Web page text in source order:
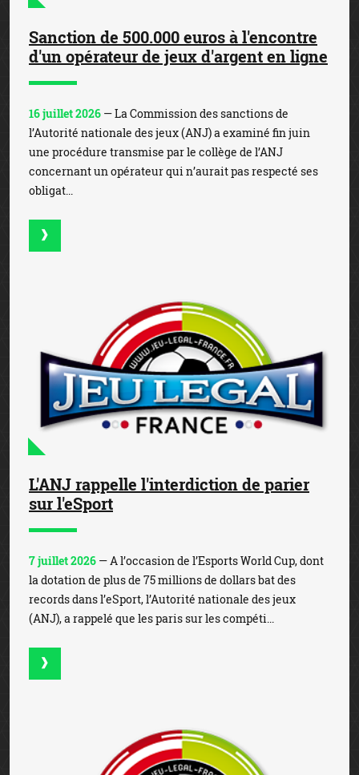
Sanction de 500.000 euros à l'encontre
d'un opérateur de jeux d'argent en ligne
16 juillet 2026 — La Commission des sanctions de
l’Autorité nationale des jeux (ANJ) a examiné fin juin
une procédure transmise par le collège de l’ANJ
concernant un opérateur qui n’aurait pas respecté ses
obligat...
L'ANJ rappelle l'interdiction de parier
sur l'eSport
7 juillet 2026 — A l’occasion de l’Esports World Cup, dont
la dotation de plus de 75 millions de dollars bat des
records dans l’eSport, l’Autorité nationale des jeux
(ANJ), a rappelé que les paris sur les compéti...